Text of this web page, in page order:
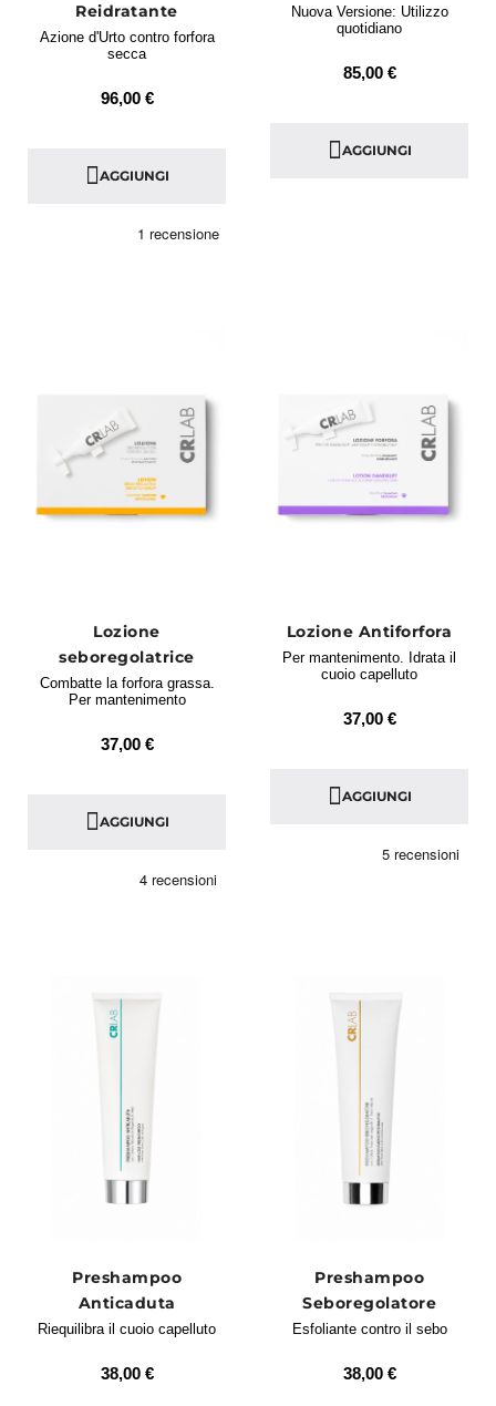
Reidratante
Azione d'Urto contro forfora
secca
96,00 €
AGGIUNGI
Nuova Versione: Utilizzo
quotidiano
85,00 €
AGGIUNGI
Lozione
seboregolatrice
Combatte la forfora grassa.
Per mantenimento
37,00 €
AGGIUNGI
Lozione Antiforfora
Per mantenimento. Idrata il
cuoio capelluto
37,00 €
AGGIUNGI
Preshampoo
Anticaduta
Riequilibra il cuoio capelluto
38,00 €
Preshampoo
Seboregolatore
Esfoliante contro il sebo
38,00 €